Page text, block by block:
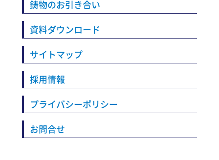
鋳物のお引き合い
資料ダウンロード
サイトマップ
採用情報
プライバシーポリシー
お問合せ